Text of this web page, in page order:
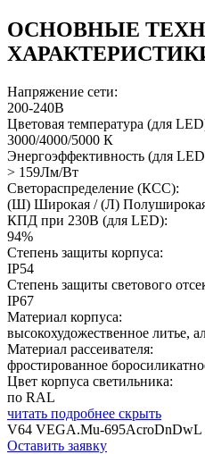
ОСНОВНЫЕ
Напряжение сети:
200-240В
Цветовая температура (для
3000/4000/5000 К
Энергоэффективность (для
> 159Лм/Вт
Светораспределение (КСС):
(Ш) Широкая / (Л)
КПД при 230В (для LED):
94%
Степень защиты корпуса:
IP54
Степень защиты светового
IP67
Материал корпуса:
высокохудожественное литье,
Материал рассеивателя:
фростированное
Цвет корпуса светильника:
по RAL
читать подробнее скрыть
V64 VEGA.Mu-695AcroDnDwL
Оставить заявку